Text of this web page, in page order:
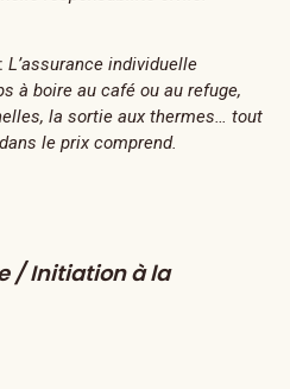
L’assurance individuelle
à boire au café ou au refuge,
la sortie aux thermes… tout
le prix comprend.
/ Initiation à la